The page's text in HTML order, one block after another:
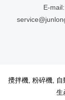
E-mail:
攪拌機, 粉碎機,
生
海涵能源科技 Paper